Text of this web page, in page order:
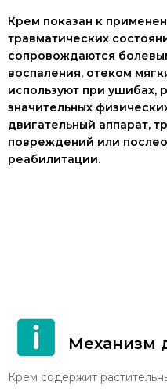
Крем показан к
травматических
сопровождаются
воспаления, отеком
используют при ушибах,
значительных
двигательный аппарат,
повреждений или
реабилитации.
Механизм
Крем содержит